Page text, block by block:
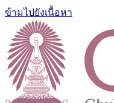
ข้ามไปยังเนื้อหา